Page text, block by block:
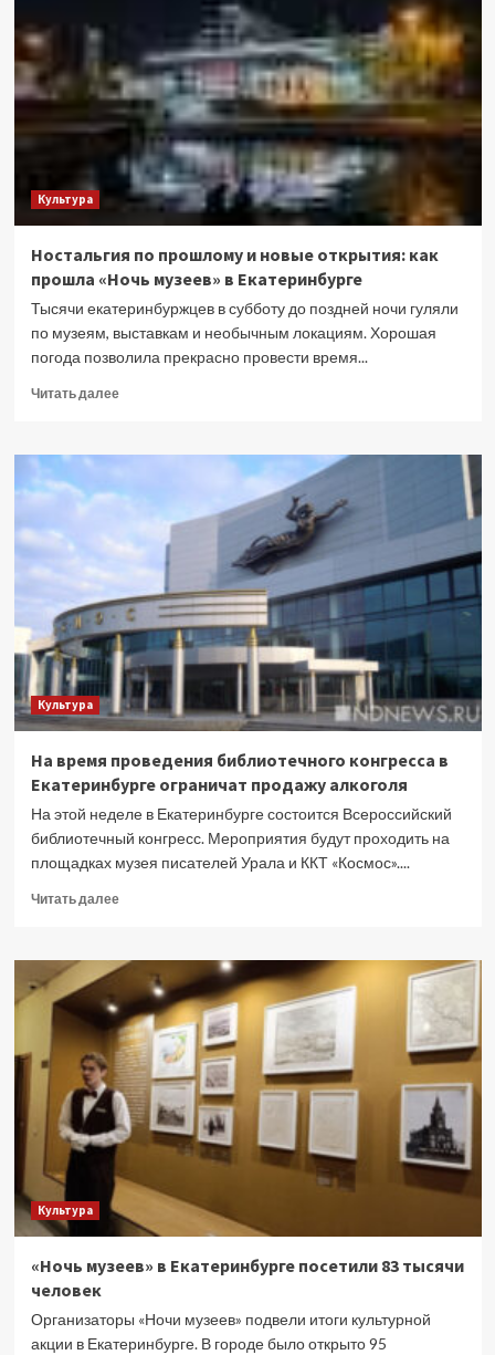
(ТОП)
Культура
Ностальгия по прошлому и новые открытия: как
прошла «Ночь музеев» в Екатеринбурге
Тысячи екатеринбуржцев в субботу до поздней ночи гуляли
по музеям, выставкам и необычным локациям. Хорошая
погода позволила прекрасно провести время...
Читать далееПрочитать
Ностальгия
прошлому
открытия:
прошла
«Ночь
музеев»
в
Екатеринбурге
Культура
На время проведения библиотечного конгресса в
Екатеринбурге ограничат продажу алкоголя
На этой неделе в Екатеринбурге состоится Всероссийский
библиотечный конгресс. Мероприятия будут проходить на
площадках музея писателей Урала и ККТ «Космос»....
Читать далееПрочитать
На
время
проведения
библиотечного
конгресса
в
Екатеринбурге
ограничат
продажу
алкоголя
Культура
«Ночь музеев» в Екатеринбурге посетили 83 тысячи
человек
Организаторы «Ночи музеев» подвели итоги культурной
акции в Екатеринбурге. В городе было открыто 95